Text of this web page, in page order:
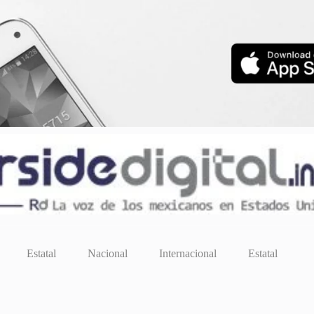
Estatal Nacional Internacional Estatal